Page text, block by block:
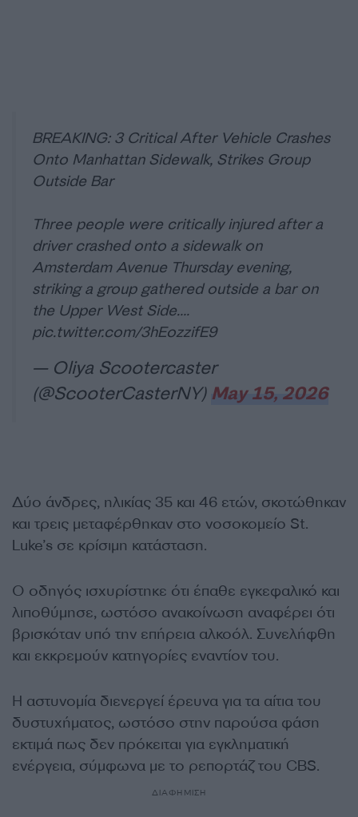
BREAKING: 3 Critical After Vehicle Crashes
Onto Manhattan Sidewalk, Strikes Group
Outside Bar
Three people were critically injured after a
driver crashed onto a sidewalk on
Amsterdam Avenue Thursday evening,
striking a group gathered outside a bar on
the Upper West Side.…
pic.twitter.com/3hEozzifE9
— Oliya Scootercaster
(@ScooterCasterNY) May 15, 2026
Δύο άνδρες, ηλικίας 35 και 46 ετών, σκοτώθηκαν
και τρεις μεταφέρθηκαν στο νοσοκομείο St.
Luke’s σε κρίσιμη κατάσταση.
Ο οδηγός ισχυρίστηκε ότι έπαθε εγκεφαλικό και
λιποθύμησε, ωστόσο ανακοίνωση αναφέρει ότι
βρισκόταν υπό την επήρεια αλκοόλ. Συνελήφθη
και εκκρεμούν κατηγορίες εναντίον του.
Η αστυνομία διενεργεί έρευνα για τα αίτια του
δυστυχήματος, ωστόσο στην παρούσα φάση
εκτιμά πως δεν πρόκειται για εγκληματική
ενέργεια, σύμφωνα με το ρεπορτάζ του CBS.
ΔΙΑΦΗΜΙΣΗ